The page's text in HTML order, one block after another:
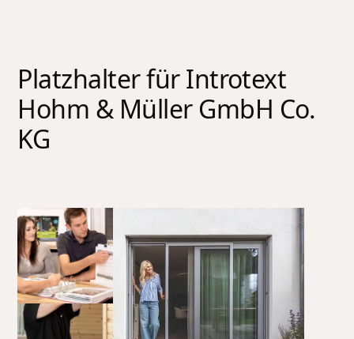
Platzhalter für Introtext
Hohm & Müller GmbH Co.
KG